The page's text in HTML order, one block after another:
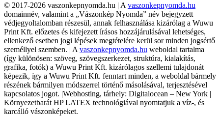
© 2017-2026 vaszonkepnyomda.hu | A vaszonkepnyomda.hu
domainnév, valamint a „Vászonkép Nyomda” név bejegyzett
védjegyoltalomban részesül, annak felhasználása kizárólag a Wuwu
Print Kft. előzetes és kifejezett írásos hozzájárulásával lehetséges,
ellenkező esetben jogi lépések megtételére kerül sor minden jogsértő
személlyel szemben. | A vaszonkepnyomda.hu weboldal tartalma
(így különösen: szöveg, szövegszerkezet, struktúra, kialakítás,
grafika, fotók) a Wuwu Print Kft. kizárólagos szellemi tulajdonát
képezik, így a Wuwu Print Kft. fenntart minden, a weboldal bármely
részének bármilyen módszerrel történő másolásával, terjesztésével
kapcsolatos jogot. |Webhosting, tárhely: Digitalocean – New York |
Környezetbarát HP LATEX technológiával nyomtatjuk a víz-, és
karcálló vászonképeket.